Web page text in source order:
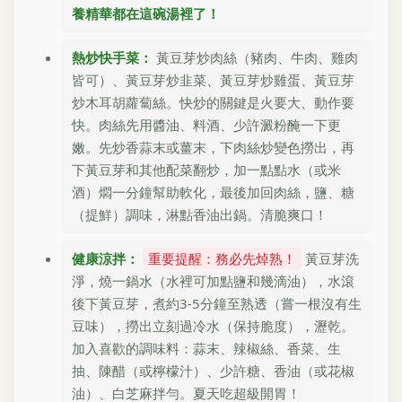
養精華都在這碗湯裡了！
熱炒快手菜： 黃豆芽炒肉絲（豬肉、牛肉、雞肉
皆可）、黃豆芽炒韭菜、黃豆芽炒雞蛋、黃豆芽
炒木耳胡蘿蔔絲。快炒的關鍵是火要大、動作要
快。肉絲先用醬油、料酒、少許澱粉醃一下更
嫩。先炒香蒜末或薑末，下肉絲炒變色撈出，再
下黃豆芽和其他配菜翻炒，加一點點水（或米
酒）燜一分鐘幫助軟化，最後加回肉絲，鹽、糖
（提鮮）調味，淋點香油出鍋。清脆爽口！
健康涼拌： 重要提醒：務必先焯熟！
黃豆芽洗
淨，燒一鍋水（水裡可加點鹽和幾滴油），水滾
後下黃豆芽，煮約3-5分鐘至熟透（嘗一根沒有生
豆味），撈出立刻過冷水（保持脆度），瀝乾。
加入喜歡的調味料：蒜末、辣椒絲、香菜、生
抽、陳醋（或檸檬汁）、少許糖、香油（或花椒
油）、白芝麻拌勻。夏天吃超級開胃！